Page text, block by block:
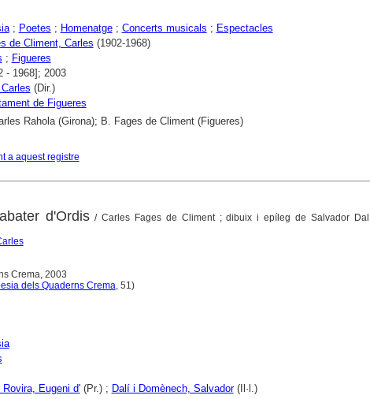
; Poetes ; Homenatge; Concerts musicals ; Espectacles
de Climent, Carles (1902-1968)
; Figueres
- 1968]; 2003
(Dir.)
de Figueres
Rahola (Girona); B. Fages de Climent (Figueres)
a aquest registre
d'Ordis / Carles Fages de Climent ; dibuix i epíleg de Salvador
Crema, 2003
dels Quaderns Crema , 51)
Rovira, Eugeni d'(Pr.) ; Dalí i Domènech, Salvador(Il·l.)